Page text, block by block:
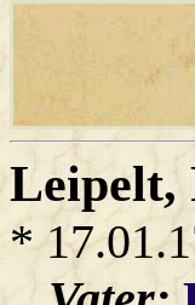
Leipelt,
*